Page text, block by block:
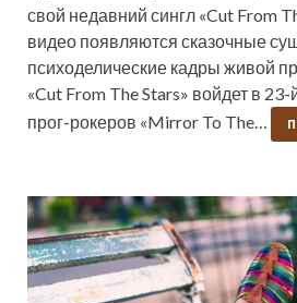
свой недавний сингл «Cut From
видео появляются сказочные
психоделические кадры живой
«Cut From The Stars» войдет в
прог-рокеров «Mirror To The…